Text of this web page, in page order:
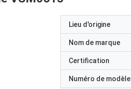
Lieu d'origine
Nom de marque
Certification
Numéro de modèle